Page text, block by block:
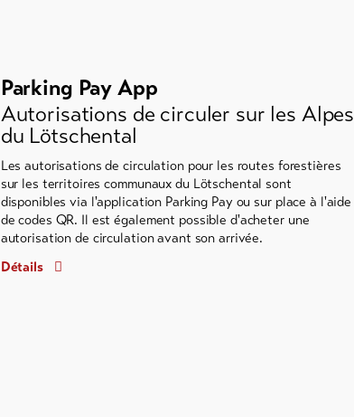
Parking Pay App
Autorisations de circuler sur les Alpes
du Lötschental
Les autorisations de circulation pour les routes forestières
sur les territoires communaux du Lötschental sont
disponibles via l'application Parking Pay ou sur place à l'aide
de codes QR. Il est également possible d'acheter une
autorisation de circulation avant son arrivée.
Détails